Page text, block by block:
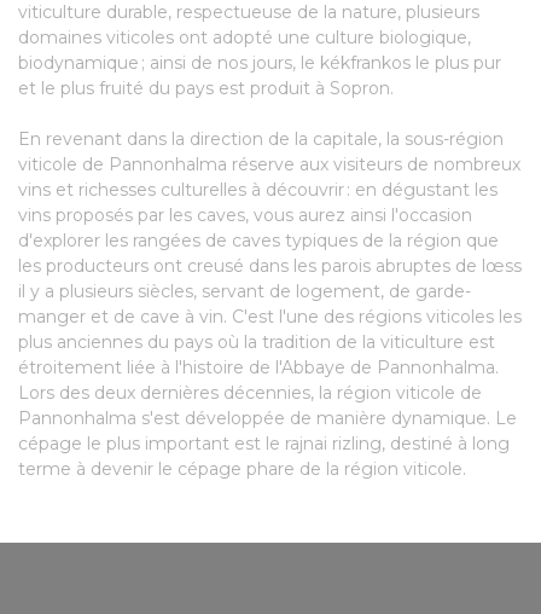
viticulture durable, respectueuse de la nature, plusieurs
domaines viticoles ont adopté une culture biologique,
biodynamique ; ainsi de nos jours, le kékfrankos le plus pur
et le plus fruité du pays est produit à Sopron.
En revenant dans la direction de la capitale, la sous-région
viticole de Pannonhalma réserve aux visiteurs de nombreux
vins et richesses culturelles à découvrir : en dégustant les
vins proposés par les caves, vous aurez ainsi l'occasion
d'explorer les rangées de caves typiques de la région que
les producteurs ont creusé dans les parois abruptes de lœss
il y a plusieurs siècles, servant de logement, de garde-
manger et de cave à vin. C'est l'une des régions viticoles les
plus anciennes du pays où la tradition de la viticulture est
étroitement liée à l'histoire de l'Abbaye de Pannonhalma.
Lors des deux dernières décennies, la région viticole de
Pannonhalma s'est développée de manière dynamique. Le
cépage le plus important est le rajnai rizling, destiné à long
terme à devenir le cépage phare de la région viticole.